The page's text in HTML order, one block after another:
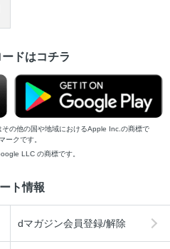
ドはコチラ
の他の国や地域におけるApple Inc.の商標で
ークです。
LLC の商標です。
ト情報
dマガジン会員登録/解除